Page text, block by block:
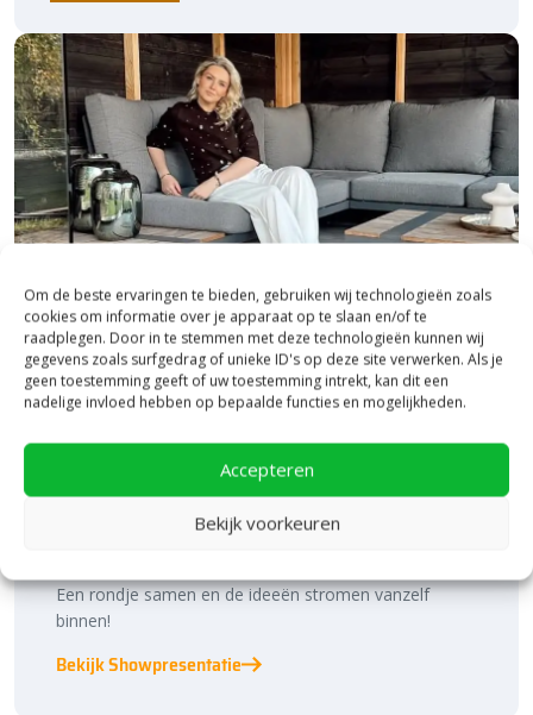
Om de beste ervaringen te bieden, gebruiken wij technologieën zoals
cookies om informatie over je apparaat op te slaan en/of te
raadplegen. Door in te stemmen met deze technologieën kunnen wij
gegevens zoals surfgedrag of unieke ID's op deze site verwerken. Als je
geen toestemming geeft of uw toestemming intrekt, kan dit een
nadelige invloed hebben op bepaalde functies en mogelijkheden.
Accepteren
Bekijk voorkeuren
Bezoek onze vestiging in Heerde,
inspiratie binnen én buiten!
Laat je inspireren in ons 2.500 m² experience centre,
binnen én buiten. Hier ontdek je de nieuwste
bestratingstrends, zie je materialen in het echt en krijg
Een rondje samen en de ideeën stromen vanzelf
binnen!
Bekijk Showpresentatie